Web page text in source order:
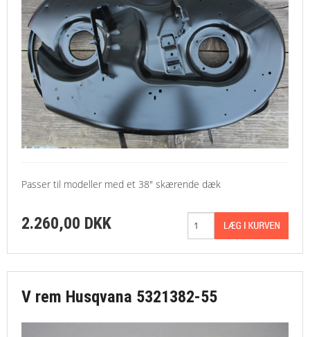
Passer til modeller med et 38" skærende dæk
2.260,00 DKK
V rem Husqvana 5321382-55